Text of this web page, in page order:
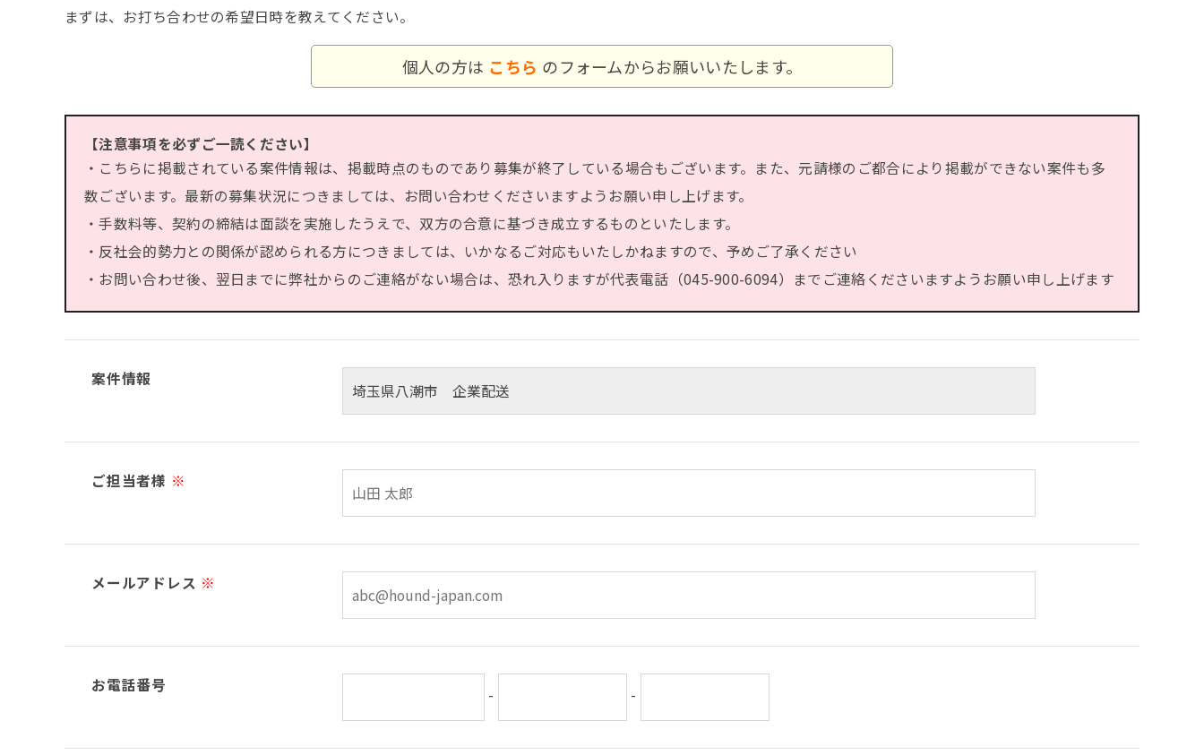
まずは、お打ち合わせの希望日時を教えてください。
個人の方は こちら のフォームからお願いいたします。
【注意事項を必ずご一読ください】
・こちらに掲載されている案件情報は、掲載時点のものであり募集が終了している場合もございます。また、元請様のご都合により掲載ができない案件も多
数ございます。最新の募集状況につきましては、お問い合わせくださいますようお願い申し上げます。
・手数料等、契約の締結は面談を実施したうえで、双方の合意に基づき成立するものといたします。
・反社会的勢力との関係が認められる方につきましては、いかなるご対応もいたしかねますので、予めご了承ください
・お問い合わせ後、翌日までに弊社からのご連絡がない場合は、恐れ入りますが代表電話（045-900-6094）までご連絡くださいますようお願い申し上げます
案件情報
ご担当者様 ※
メールアドレス ※
お電話番号
- -